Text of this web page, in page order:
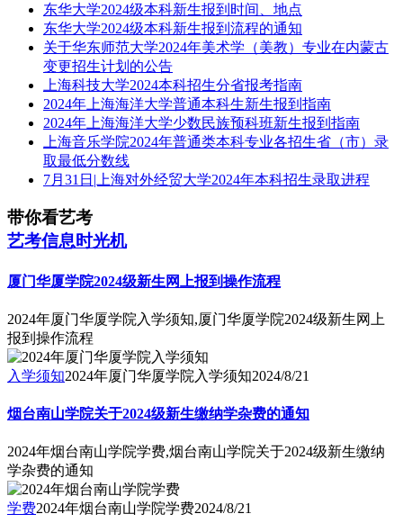
东华大学2024级本科新生报到时间、地点
东华大学2024级本科新生报到流程的通知
关于华东师范大学2024年美术学（美教）专业在内蒙古
变更招生计划的公告
上海科技大学2024本科招生分省报考指南
2024年上海海洋大学普通本科生新生报到指南
2024年上海海洋大学少数民族预科班新生报到指南
上海音乐学院2024年普通类本科专业各招生省（市）录
取最低分数线
7月31日|上海对外经贸大学2024年本科招生录取进程
带你看艺考
艺考信息时光机
厦门华厦学院2024级新生网上报到操作流程
2024年厦门华厦学院入学须知,厦门华厦学院2024级新生网上
报到操作流程
入学须知2024年厦门华厦学院入学须知2024/8/21
烟台南山学院关于2024级新生缴纳学杂费的通知
2024年烟台南山学院学费,烟台南山学院关于2024级新生缴纳
学杂费的通知
学费2024年烟台南山学院学费2024/8/21